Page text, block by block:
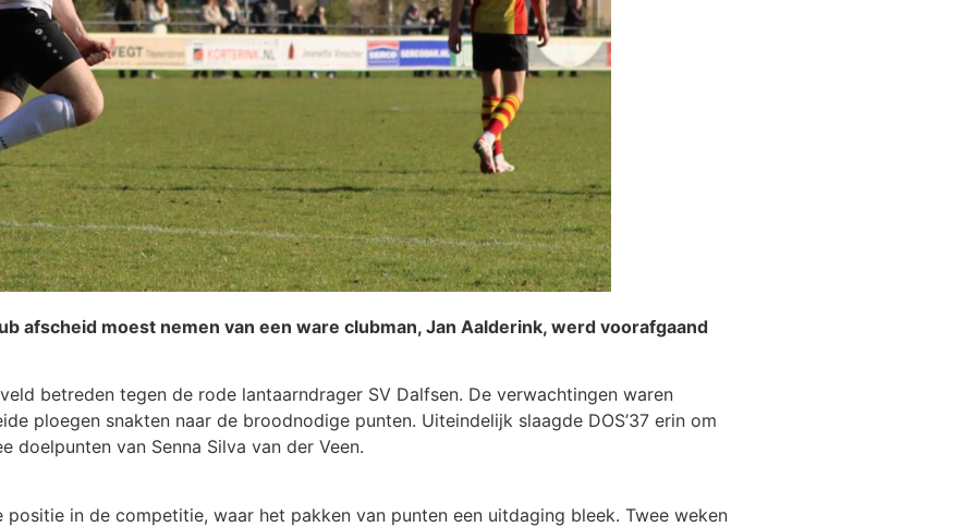
afscheid moest nemen van een ware clubman, Jan Aalderink, werd voorafgaand
betreden tegen de rode lantaarndrager SV Dalfsen. De verwachtingen waren
ploegen snakten naar de broodnodige punten. Uiteindelijk slaagde DOS’37 erin om
van Senna Silva van der Veen.
positie in de competitie, waar het pakken van punten een uitdaging bleek. Twee weken